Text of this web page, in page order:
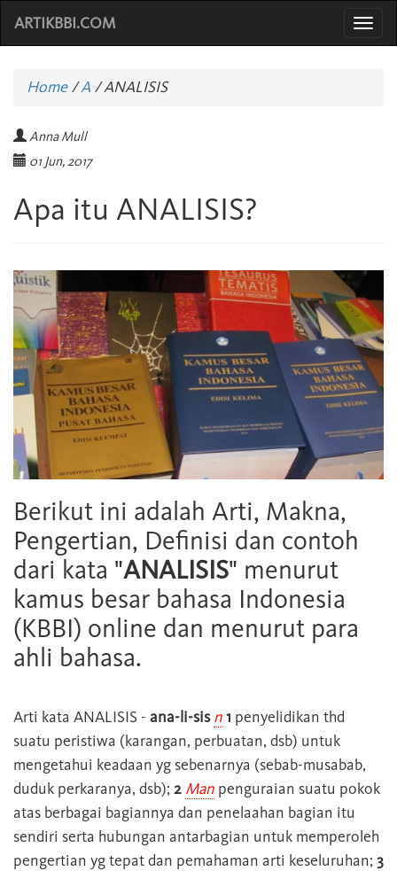
ARTIKBBI.COM
Home/A /ANALISIS
Anna Mull
01 Jun, 2017
Apa itu ANALISIS?
Berikut ini adalah Arti, Makna,
Pengertian, Definisi dan contoh
dari kata "ANALISIS" menurut
kamus besar bahasa Indonesia
(KBBI) online dan menurut para
ahli bahasa.
Arti kata ANALISIS - ana-li-sis n1 penyelidikan thd
suatu peristiwa (karangan, perbuatan, dsb) untuk
mengetahui keadaan yg sebenarnya (sebab-musabab,
duduk perkaranya, dsb); 2 Man penguraian suatu pokok
atas berbagai bagiannya dan penelaahan bagian itu
sendiri serta hubungan antarbagian untuk memperoleh
pengertian yg tepat dan pemahaman arti keseluruhan; 3